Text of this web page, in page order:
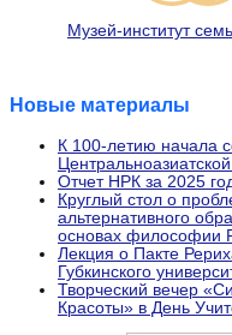
Музей-институт
Новые материалы
К 100-летию начала
Отчет НРК за 2025
Круглый стол о
альтернативного
основах философии
Лекция о Пакте
Губкинского
Творческий вечер
Красоты» в День